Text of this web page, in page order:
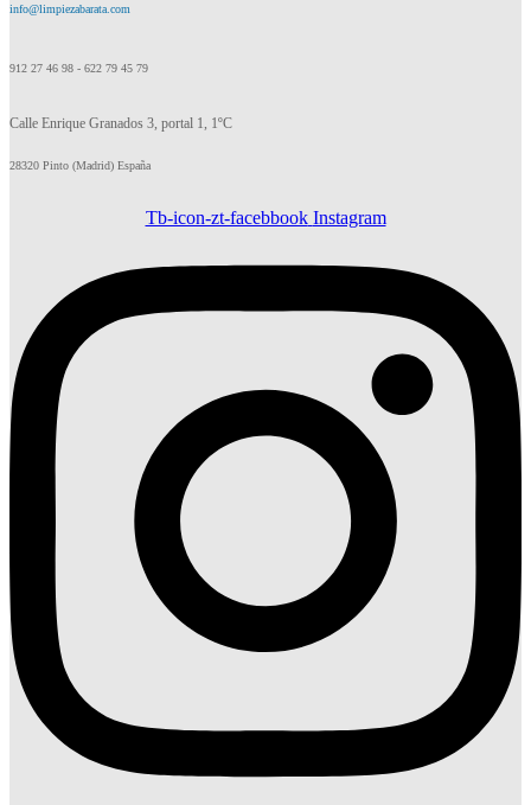
info@limpiezabarata.com
912 27 46 98 - 622 79 45 79
Calle Enrique Granados 3, portal 1, 1ºC
28320 Pinto (Madrid) España
Tb-icon-zt-facebbook Instagram